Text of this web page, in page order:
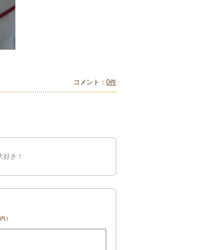
コメント： 0件
好き！
）